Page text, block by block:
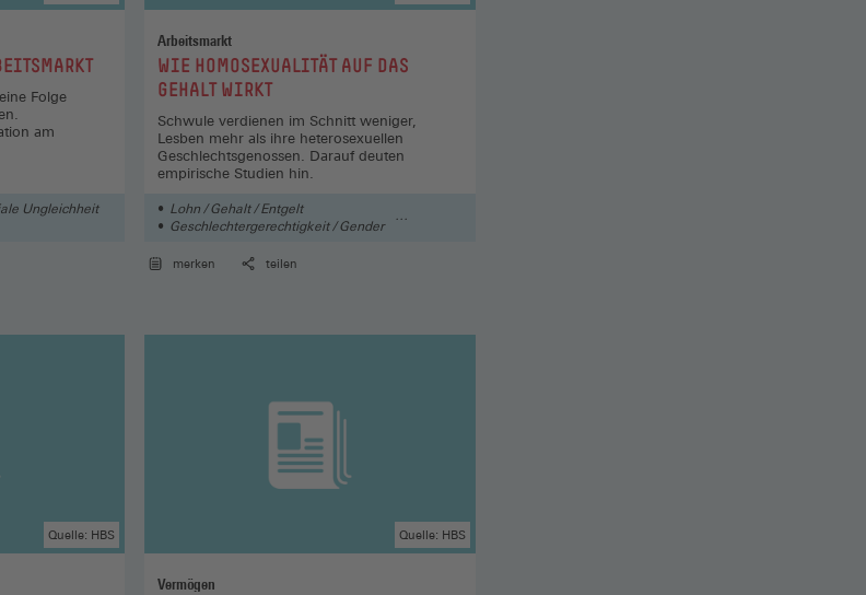
Folge
am
Ungleichheit
Arbeitsmarkt
:WIE HOMOSEXUALITÄT AUF DAS
GEHALT WIRKT
Schwule verdienen im Schnitt weniger,
Lesben mehr als ihre heterosexuellen
Geschlechtsgenossen. Darauf deuten
empirische Studien hin.
Lohn / Gehalt / Entgelt
Geschlechtergerechtigkeit / Gender
merken
teilen
Quelle: HBS
Vermögen
Quelle: HBS